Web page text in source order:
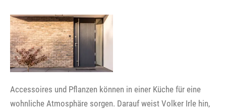
Accessoires und Pflanzen können in einer Küche für eine
wohnliche Atmosphäre sorgen. Darauf weist Volker Irle hin,